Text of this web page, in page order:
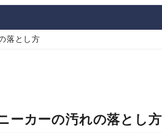
落とし方
ーカーの汚れの落とし方